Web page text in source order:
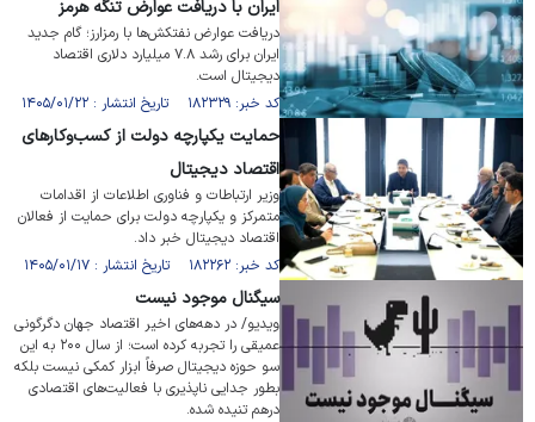
ایران با دریافت عوارض تنگه هرمز
دریافت عوارض نفتکش‌ها با رمزارز؛ گام جدید
ایران برای رشد ۷.۸ میلیارد دلاری اقتصاد
دیجیتال است.
کد خبر: ۱۸۲۳۲۹ تاریخ انتشار : ۱۴۰۵/۰۱/۲۲
حمایت یکپارچه دولت از کسب‌وکار‌های
اقتصاد دیجیتال
وزیر ارتباطات و فناوری اطلاعات از اقدامات
متمرکز و یکپارچه دولت برای حمایت از فعالان
اقتصاد دیجیتال خبر داد.
کد خبر: ۱۸۲۲۶۲ تاریخ انتشار : ۱۴۰۵/۰۱/۱۷
سیگنال موجود نیست
ویدیو/ در دهه‌های اخیر اقتصاد جهان دگرگونی
عمیقی را تجربه کرده است؛ از سال ۲۰۰ به این
سو حوزه دیجیتال صرفاً ابزار کمکی نیست بلکه
بطور جدایی ناپذیری با فعالیت‌های اقتصادی
درهم تنیده شده.